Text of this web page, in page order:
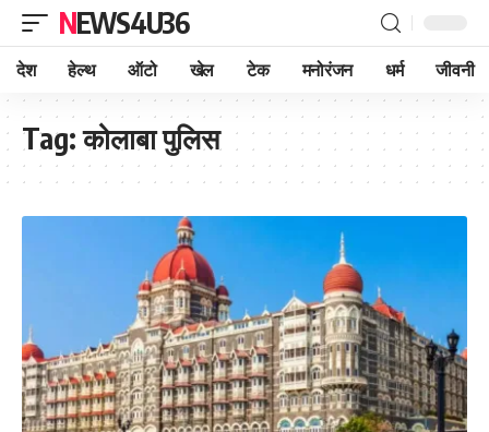
NEWS4U36
देश हेल्थ ऑटो खेल टेक मनोरंजन धर्म जीवनी
Tag:कोलाबा पुलिस